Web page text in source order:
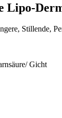
Lipo-
Stillende,
Gicht